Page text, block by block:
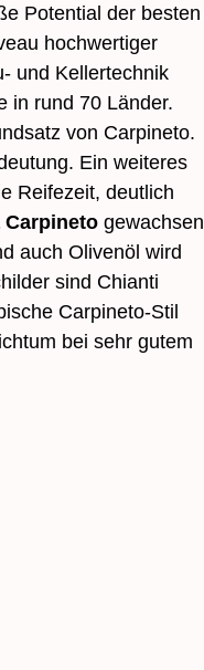
Potential der besten
hochwertiger
und Keller­technik
in rund 70 Länder.
von Carpineto.
Ein weiteres
Reifezeit, deutlich
Carpineto gewachsen
auch Olivenöl wird
sind Chianti
Carpineto-Stil
bei sehr gutem